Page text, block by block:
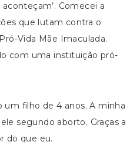
Comecei a
que lutam contra o
Vida Mãe Imaculada.
com uma instituição pró-
um filho de 4 anos. A minha
segundo aborto. Graças a
do que eu.